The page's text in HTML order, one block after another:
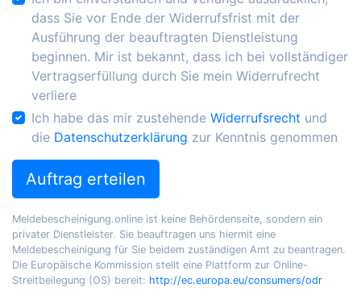
dass Sie vor Ende der Widerrufsfrist mit der
Ausführung der beauftragten Dienstleistung
beginnen. Mir ist bekannt, dass ich bei vollständiger
Vertragserfüllung durch Sie mein Widerrufrecht
verliere
Ich habe das mir zustehende Widerrufsrecht und
die Datenschutzerklärung zur Kenntnis genommen
Auftrag erteilen
Meldebescheinigung.online ist keine Behördenseite, sondern ein
privater Dienstleister. Sie beauftragen uns hiermit eine
Meldebescheinigung für Sie beidem zuständigen Amt zu beantragen.
Die Europäische Kommission stellt eine Plattform zur Online-
Streitbeilegung (OS) bereit: http://ec.europa.eu/consumers/odr